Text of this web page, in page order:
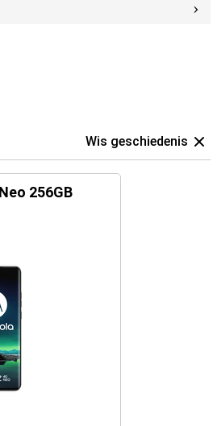
Wis geschiedenis
256GB